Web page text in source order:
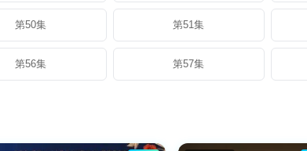
第50集 第51集
第56集 第57集